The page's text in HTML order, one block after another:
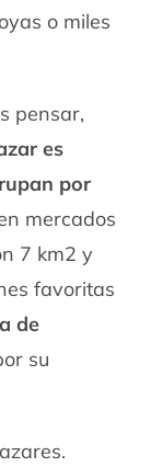
o miles
pensar,
es
por
mercados
7 km2 y
favoritas
de
su